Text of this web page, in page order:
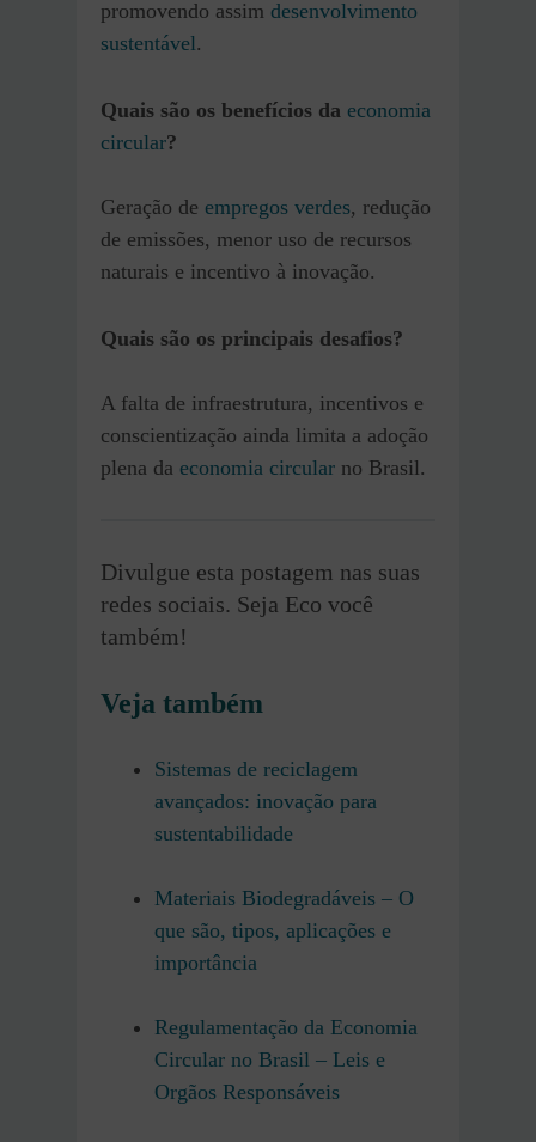
promovendo assim desenvolvimento
sustentável.
Quais são os benefícios da economia
circular?
Geração de empregos verdes, redução
de emissões, menor uso de recursos
naturais e incentivo à inovação.
Quais são os principais desafios?
A falta de infraestrutura, incentivos e
conscientização ainda limita a adoção
plena da economia circular no Brasil.
Divulgue esta postagem nas suas
redes sociais. Seja Eco você
também!
Veja também
Sistemas de reciclagem
avançados: inovação para
sustentabilidade
Materiais Biodegradáveis – O
que são, tipos, aplicações e
importância
Regulamentação da Economia
Circular no Brasil – Leis e
Orgãos Responsáveis